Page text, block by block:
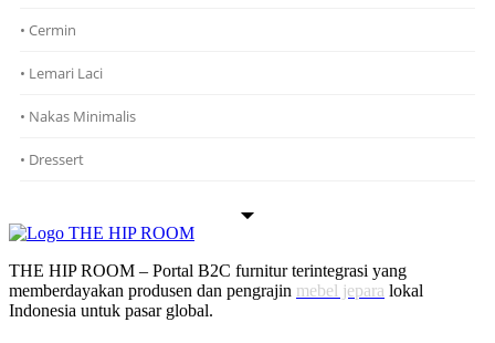
• Cermin
• Lemari Laci
• Nakas Minimalis
• Dressert
THE HIP ROOM – Portal B2C furnitur terintegrasi yang
memberdayakan produsen dan pengrajin mebel jepara lokal
Indonesia untuk pasar global.